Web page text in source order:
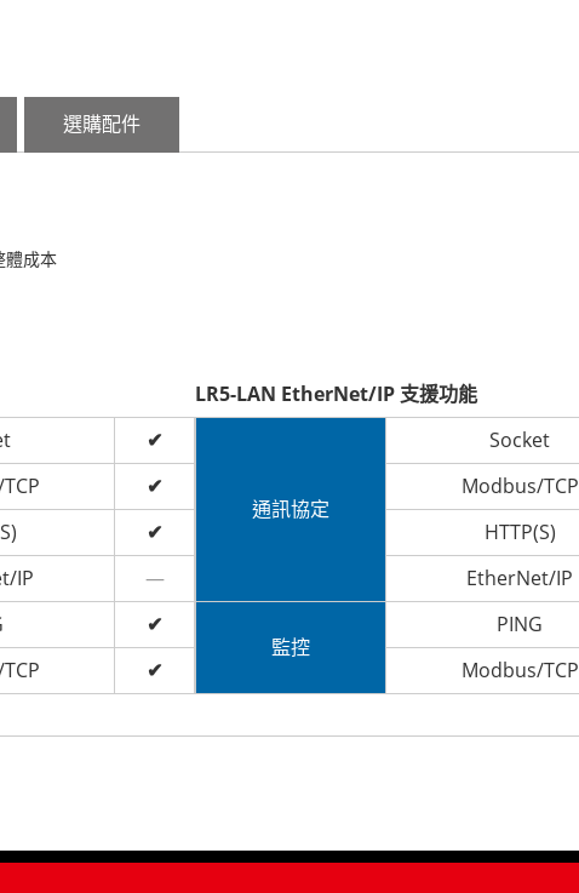
選購配件
體成本
✔
✔
✔
IP
—
✔
✔
LR5-LAN EtherNet/IP 支援功能
通訊協定
Socket
Modbus/TCP
HTTP(S)
EtherNet/IP
監控
PING
Modbus/TCP